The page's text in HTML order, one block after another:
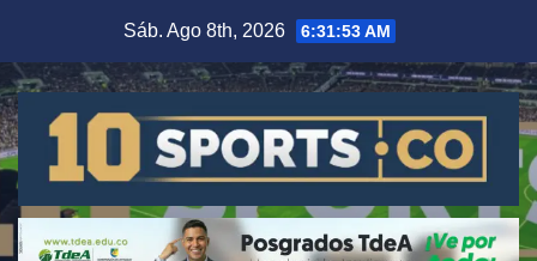
Sáb. Ago 8th, 2026 6:31:54 AM